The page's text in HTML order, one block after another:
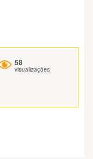
58
visualizações